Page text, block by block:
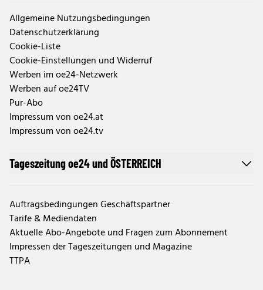
Allgemeine Nutzungsbedingungen
Datenschutzerklärung
Cookie-Liste
Cookie-Einstellungen und Widerruf
Werben im oe24-Netzwerk
Werben auf oe24TV
Pur-Abo
Impressum von oe24.at
Impressum von oe24.tv
Tageszeitung oe24 und ÖSTERREICH
Auftragsbedingungen Geschäftspartner
Tarife & Mediendaten
Aktuelle Abo-Angebote und Fragen zum Abonnement
Impressen der Tageszeitungen und Magazine
TTPA